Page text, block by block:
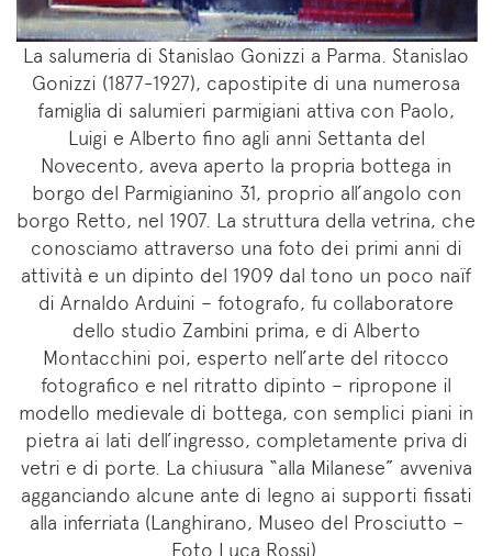
La salumeria di Stanislao Gonizzi a Parma. Stanislao
Gonizzi (1877-1927), capostipite di una numerosa
famiglia di salumieri parmigiani attiva con Paolo,
Luigi e Alberto fino agli anni Settanta del
Novecento, aveva aperto la propria bottega in
borgo del Parmigianino 31, proprio all’angolo con
borgo Retto, nel 1907. La struttura della vetrina, che
conosciamo attraverso una foto dei primi anni di
attività e un dipinto del 1909 dal tono un poco naïf
di Arnaldo Arduini – fotografo, fu collaboratore
dello studio Zambini prima, e di Alberto
Montacchini poi, esperto nell’arte del ritocco
fotografico e nel ritratto dipinto – ripropone il
modello medievale di bottega, con semplici piani in
pietra ai lati dell’ingresso, completamente priva di
vetri e di porte. La chiusura “alla Milanese” avveniva
agganciando alcune ante di legno ai supporti fissati
alla inferriata (Langhirano, Museo del Prosciutto –
Foto Luca Rossi).